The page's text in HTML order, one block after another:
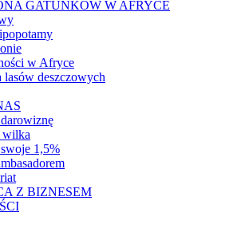
GATUNKÓW W AFRYCE
w Afryce
lasów deszczowych
wilka
1,5%
Z BIZNESEM